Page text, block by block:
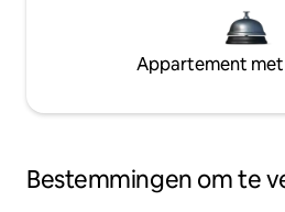
Appartement
Bestemmingen om te